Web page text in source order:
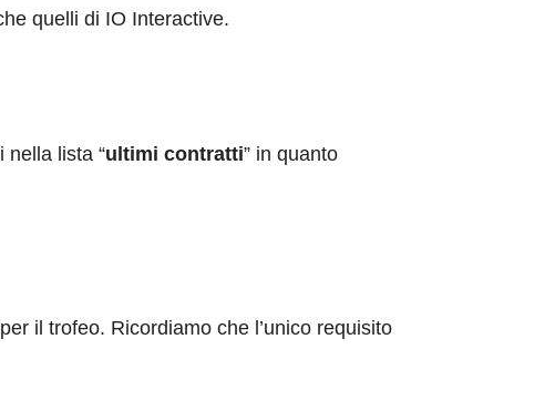
quelli di IO Interactive.
nella lista “ultimi contratti” in quanto
il trofeo. Ricordiamo che l’unico requisito